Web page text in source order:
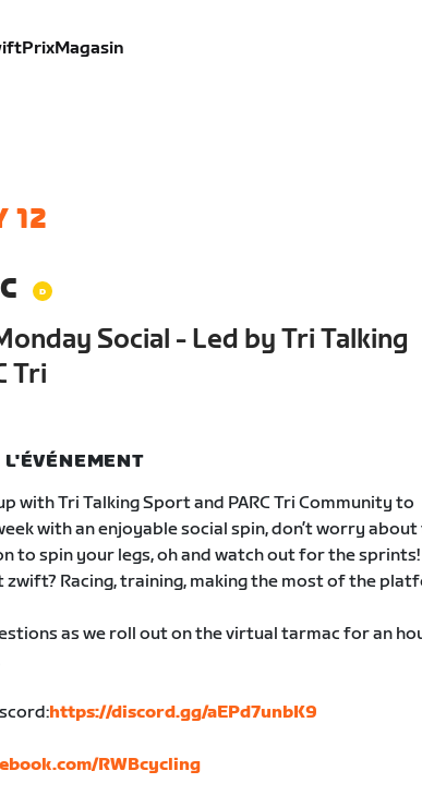
PrixMagasin
12
Social - Led by Tri Talking
Tri
L'ÉVÉNEMENT
with Tri Talking Sport and PARC Tri Community to
with an enjoyable social spin, don’t worry about
to spin your legs, oh and watch out for the sprints!
Racing, training, making the most of the
as we roll out on the virtual tarmac for an
https://discord.gg/aEPd7unbK9
RWBcycling